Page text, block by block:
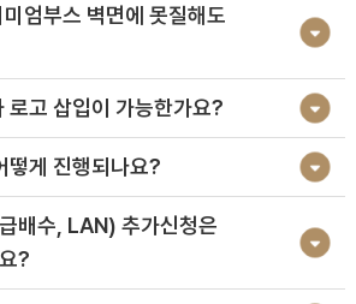
엄부스 벽면에 못질해도
로고 삽입이 가능한가요?
떻게 진행되나요?
배수, LAN) 추가신청은
?